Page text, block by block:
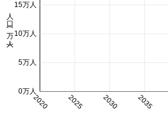
2020 2025 2030 2035
0万人
5万人
10万人
15万人
人口 (万人)